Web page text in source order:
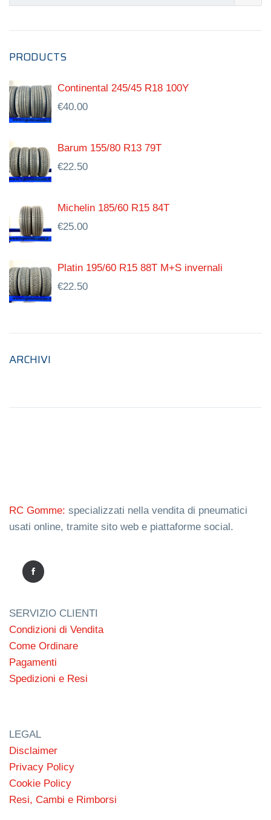
PRODUCTS
Continental 245/45 R18 100Y
€40.00
Barum 155/80 R13 79T
€22.50
Michelin 185/60 R15 84T
€25.00
Platin 195/60 R15 88T M+S invernali
€22.50
ARCHIVI
RC Gomme: specializzati nella vendita di pneumatici
usati online, tramite sito web e piattaforme social.
SERVIZIO CLIENTI
Condizioni di Vendita
Come Ordinare
Pagamenti
Spedizioni e Resi
LEGAL
Disclaimer
Privacy Policy
Cookie Policy
Resi, Cambi e Rimborsi